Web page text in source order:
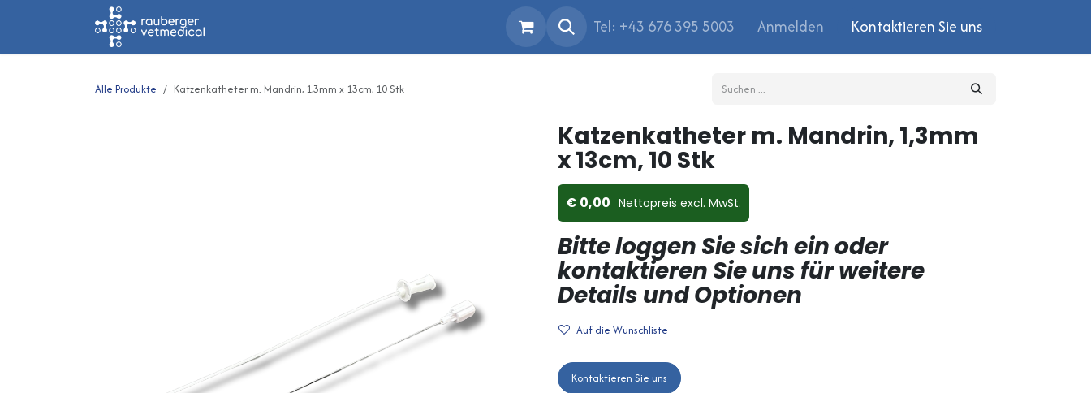
Tel: +43 676 395 5003 Anmelden Kontaktieren Sie uns
Alle Produkte Katzenkatheter m. Mandrin, 1,3mm x 13cm, 10 Stk
Katzenkatheter m. Mandrin, 1,3mm
x 13cm, 10 Stk
0,00 Nettopreis ex​cl. MwSt.
Bitte loggen Sie sich ein oder
kontaktieren Sie uns für weitere
Details und Optionen
Auf die Wunschliste
Kontaktieren Sie uns